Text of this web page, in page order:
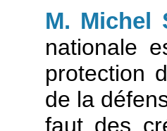
M. Michel
nationale
protection
de la
faut des